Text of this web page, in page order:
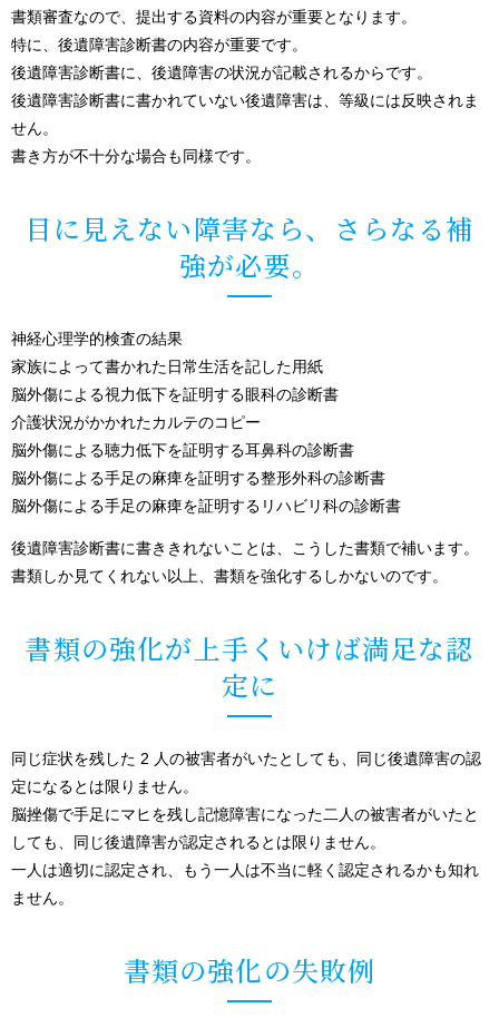
書類審査なので、提出する資料の内容が重要となります。
特に、後遺障害診断書の内容が重要です。
後遺障害診断書に、後遺障害の状況が記載されるからです。
後遺障害診断書に書かれていない後遺障害は、等級には反映されま
せん。
書き方が不十分な場合も同様です。
目に見えない障害なら、さらなる補
強が必要。
神経心理学的検査の結果
家族によって書かれた日常生活を記した用紙
脳外傷による視力低下を証明する眼科の診断書
介護状況がかかれたカルテのコピー
脳外傷による聴力低下を証明する耳鼻科の診断書
脳外傷による手足の麻痺を証明する整形外科の診断書
脳外傷による手足の麻痺を証明するリハビリ科の診断書
後遺障害診断書に書ききれないことは、こうした書類で補います。
書類しか見てくれない以上、書類を強化するしかないのです。
書類の強化が上手くいけば満足な認
定に
同じ症状を残した 2 人の被害者がいたとしても、同じ後遺障害の認
定になるとは限りません。
脳挫傷で手足にマヒを残し記憶障害になった二人の被害者がいたと
しても、同じ後遺障害が認定されるとは限りません。
一人は適切に認定され、もう一人は不当に軽く認定されるかも知れ
ません。
書類の強化の失敗例